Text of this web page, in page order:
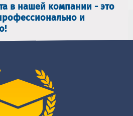
в нашей компании - это
и